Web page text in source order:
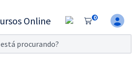
0
11
grátis por 7 dias!